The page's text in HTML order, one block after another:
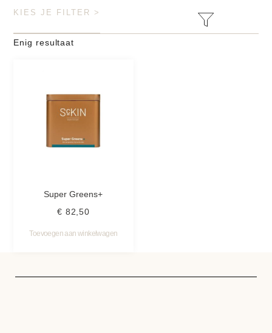
KIES JE FILTER >
Enig resultaat
Super Greens+
€ 82,50
Toevoegen aan winkelwagen